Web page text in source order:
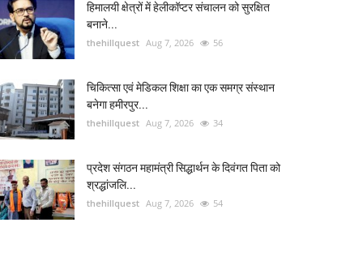
हिमालयी क्षेत्रों में हेलीकॉप्टर संचालन को सुरक्षित
बनाने...
thehillquest Aug 7, 2026 56
चिकित्सा एवं मेडिकल शिक्षा का एक समग्र संस्थान
बनेगा हमीरपुर...
thehillquest Aug 7, 2026 34
प्रदेश संगठन महामंत्री सिद्धार्थन के दिवंगत पिता को
श्रद्धांजलि...
thehillquest Aug 7, 2026 54